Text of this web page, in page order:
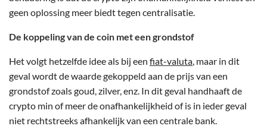
geen oplossing meer biedt tegen centralisatie.
De koppeling van de coin met een grondstof
Het volgt hetzelfde idee als bij een fiat-valuta, maar in dit
geval wordt de waarde gekoppeld aan de prijs van een
grondstof zoals goud, zilver, enz. In dit geval handhaaft de
crypto min of meer de onafhankelijkheid of is in ieder geval
niet rechtstreeks afhankelijk van een centrale bank.